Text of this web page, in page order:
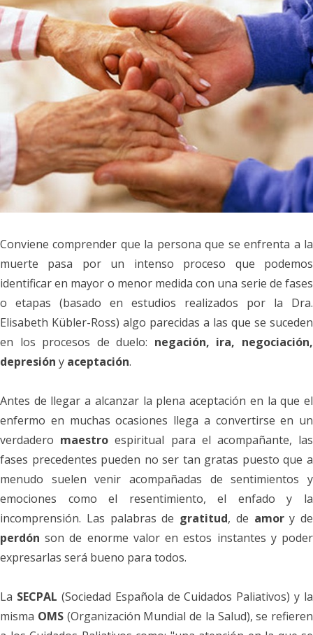
Conviene comprender que la persona que se enfrenta a la
muerte pasa por un intenso proceso que podemos
identificar en mayor o menor medida con una serie de fases
o etapas (basado en estudios realizados por la Dra.
Elisabeth Kübler-Ross) algo parecidas a las que se suceden
en los procesos de duelo: negación, ira, negociación,
depresión y aceptación.
Antes de llegar a alcanzar la plena aceptación en la que el
enfermo en muchas ocasiones llega a convertirse en un
verdadero maestro espiritual para el acompañante, las
fases precedentes pueden no ser tan gratas puesto que a
menudo suelen venir acompañadas de sentimientos y
emociones como el resentimiento, el enfado y la
incomprensión. Las palabras de gratitud, de amory de
perdón son de enorme valor en estos instantes y poder
expresarlas será bueno para todos.
La SECPAL (Sociedad Española de Cuidados Paliativos) y la
misma OMS(Organización Mundial de la Salud), se refieren